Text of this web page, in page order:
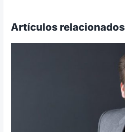
Artículos relacionados